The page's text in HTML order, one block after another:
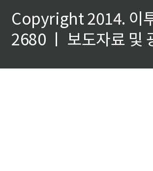
Copyright 2014. 이
2680 ㅣ 보도자료